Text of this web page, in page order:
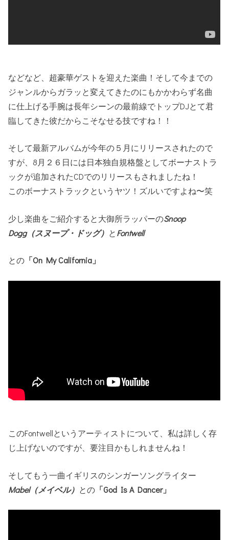
などなど、超豪華ゲストを迎えた楽曲！そして今までの
ジャンルからガラッと変えてきたのにもかかわらず名曲
に仕上げる手腕は長年シーンの最前線でトップDJとて君
臨してきた彼だからこそなせる技ですね！！
そして最新アルバムが今年の５月にリリースされたので
すが、8月２６日には日本独自規格盤としてボーナストラ
ックが追加されたCDでのリリースもされましたね！
このボーナストラックというヤツ！ズルいですよね〜笑
少し楽曲をご紹介すると大御所ラッパーのSnoop
Dogg（スヌープ・ドッグ） とFontwell
との 「On My California」
このFontwellというアーティストについて、私は詳しく存
じ上げないのですが、要注目かもしれませんね！
そしてもう一曲イギリスのシンガーソングライター
Mabel（メイベル） との 「God Is A Dancer」